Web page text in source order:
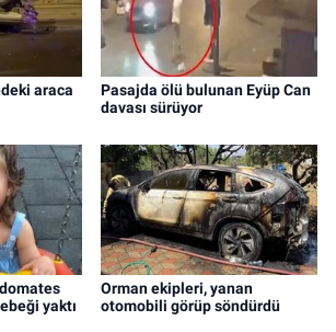
araca
Pasajda ölü bulunan Eyüp Can
davası sürüyor
yaktı
Orman ekipleri, yanan
otomobili görüp söndürdü